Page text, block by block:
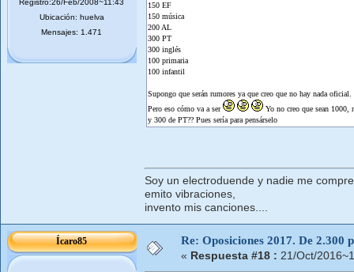
Registro:26/Feb/2008~11:43
Ubicación: huelva
Mensajes: 1.471
150 EF
150 música
200 AL
300 PT
300 inglés
100 primaria
100 infantil
Supongo que serán rumores ya que creo que no hay nada oficial.
Pero eso cómo va a ser
Yo no creo que sean 1000,
y 300 de PT?? Pues sería para pensárselo
Soy un electroduende y nadie me
emito vibraciones,
invento mis canciones....
Ícaro85 Re: Oposiciones 2017. De 2.300
« Respuesta #18 : 21/Oct/